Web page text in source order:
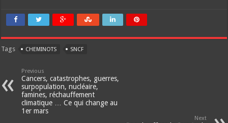
Tags CHEMINOTS SNCF
Previous
Cancers, catastrophes, guerres,
surpopulation, nucléaire,
famines, réchauffement
climatique … Ce qui change au
1er mars
Next